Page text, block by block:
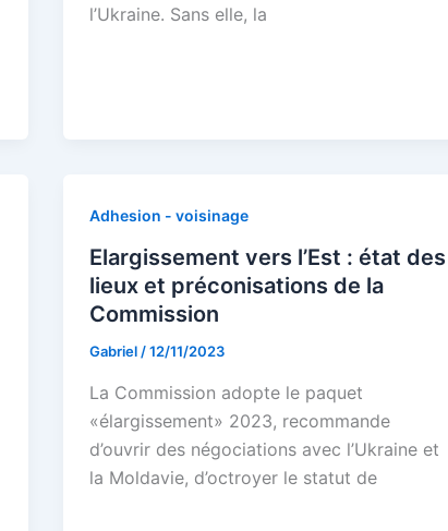
l’Ukraine. Sans elle, la
Adhesion - voisinage
Elargissement vers l’Est : état des
lieux et préconisations de la
Commission
Gabriel /12/11/2023
La Commission adopte le paquet
«élargissement» 2023, recommande
d’ouvrir des négociations avec l’Ukraine et
la Moldavie, d’octroyer le statut de